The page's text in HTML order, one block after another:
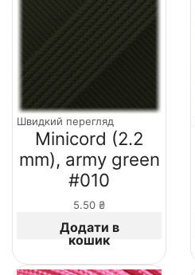
Швидкий перегляд
Minicord (2.2
mm), army green
#010
5.50 ₴
Додати в
кошик